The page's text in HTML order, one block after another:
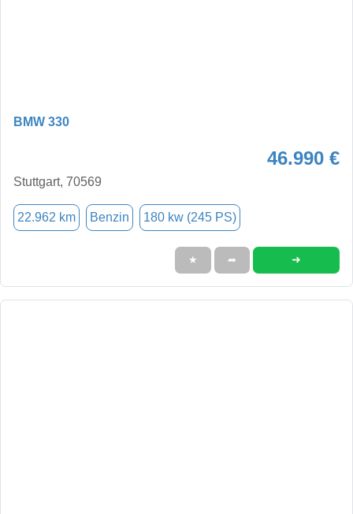
BMW 330
46.990 €
Stuttgart, 70569
22.962 km Benzin 180 kw (245 PS)
★ ➦ ➜